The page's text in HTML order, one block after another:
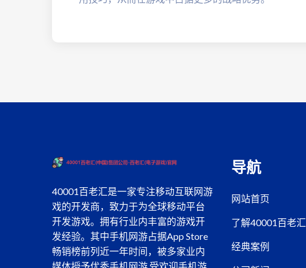
40001百老汇是一家专注移动互联网游
戏的开发商，致力于为全球移动平台
开发游戏。拥有行业内丰富的游戏开
发经验。其中手机网游占据App Store
畅销榜前列近一年时间，被多家业内
导航
网站首页
了解40001百老汇
经典案例